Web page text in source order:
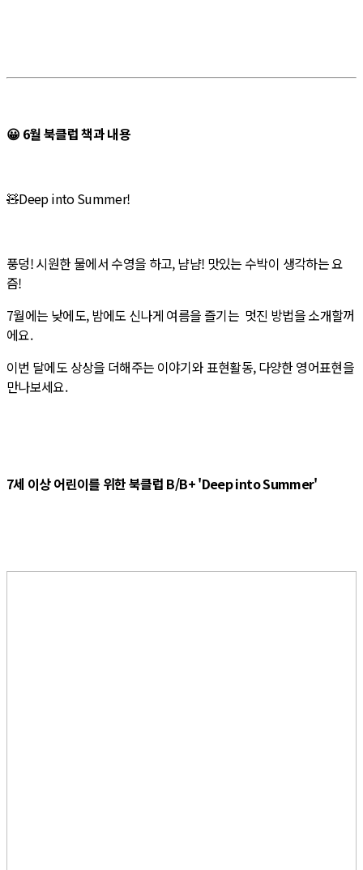
😀 6월 북클럽 책과 내용
🧸Deep into Summer!
풍덩! 시원한 물에서 수영을 하고, 냠냠! 맛있는 수박이 생각하는 요
즘!
7월에는 낮에도, 밤에도 신나게 여름을 즐기는 멋진 방법을 소개할꺼
에요.
이번 달에도 상상을 더해주는 이야기와 표현활동, 다양한 영어표현을
만나보세요.
7세 이상 어린이를 위한 북클럽 B/B+ 'Deep into Summer'